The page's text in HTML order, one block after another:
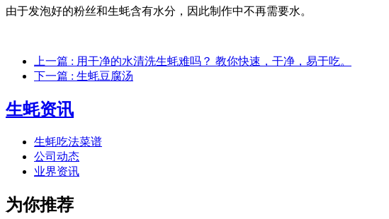
由于发泡好的粉丝和生蚝含有水分，因此制作中不再需要水。
上一篇 : 用干净的水清洗生蚝难吗？ 教你快速，干净，易于吃。
下一篇 : 生蚝豆腐汤
生蚝资讯
生蚝吃法菜谱
公司动态
业界资讯
为你推荐